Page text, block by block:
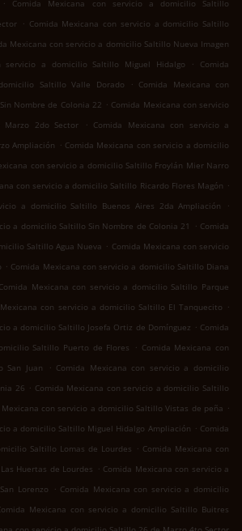
Comida Mexicana con servicio a domicilio Saltillo
. Comida Mexicana con servicio a domicilio Saltillo
Mexicana con servicio a domicilio Saltillo Nueva Imagen
servicio a domicilio Saltillo Miguel Hidalgo .
Comida
Saltillo Valle Dorado
. Comida Mexicana con
Nombre de Colonia 22 . Comida Mexicana con servicio
2do Sector
. Comida Mexicana con servicio a
Ampliación . Comida Mexicana con servicio a domicilio
con servicio a domicilio Saltillo Froylán Mier Narro
con servicio a domicilio Saltillo Ricardo Flores Magón .
a domicilio Saltillo Buenos Aires 2da Ampliación
.
a domicilio Saltillo Sin Nombre de Colonia 21
. Comida
Saltillo Agua Nueva . Comida Mexicana con servicio
. Comida Mexicana con servicio a domicilio Saltillo Diana
Comida Mexicana con servicio a domicilio Saltillo Parque
con servicio a domicilio Saltillo El Tanquecito .
a domicilio Saltillo Josefa Ortiz de Domínguez . Comida
Saltillo Puerto de Flores
. Comida Mexicana con
San Juan
. Comida Mexicana con servicio a domicilio
26 . Comida Mexicana con servicio a domicilio Saltillo
Mexicana con servicio a domicilio Saltillo Vistas de peña .
a domicilio Saltillo Miguel Hidalgo Ampliación . Comida
Saltillo Lomas de Lourdes . Comida Mexicana con
Huertas de Lourdes . Comida Mexicana con servicio a
Lorenzo
. Comida Mexicana con servicio a domicilio
Mexicana con servicio a domicilio Saltillo Buitres